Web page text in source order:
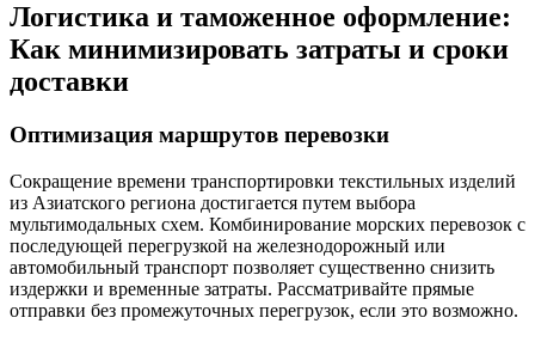
Логистика и таможенное оформление:
Как минимизировать затраты и сроки
доставки
Оптимизация маршрутов перевозки
Сокращение времени транспортировки текстильных изделий
из Азиатского региона достигается путем выбора
мультимодальных схем. Комбинирование морских перевозок с
последующей перегрузкой на железнодорожный или
автомобильный транспорт позволяет существенно снизить
издержки и временные затраты. Рассматривайте прямые
отправки без промежуточных перегрузок, если это возможно.